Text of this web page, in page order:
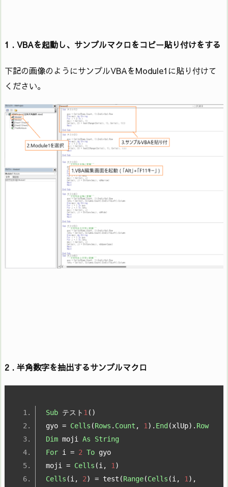
1 . VBAを起動し、サンプルマクロをコピー貼り付けをする
下記の画像のようにサンプルVBAをModule1に貼り付けて
ください。
2 . 半角数字を抽出するサンプルマクロ
Sub テスト 1 ()
gyo = Cells (Rows . Count , 1 ). End (xlUp). Row
Dim moji As
String
For i = 2 To gyo
moji = Cells (i , 1 )
Cells (i , 2) = test (Range(Cells (i , 1 ),